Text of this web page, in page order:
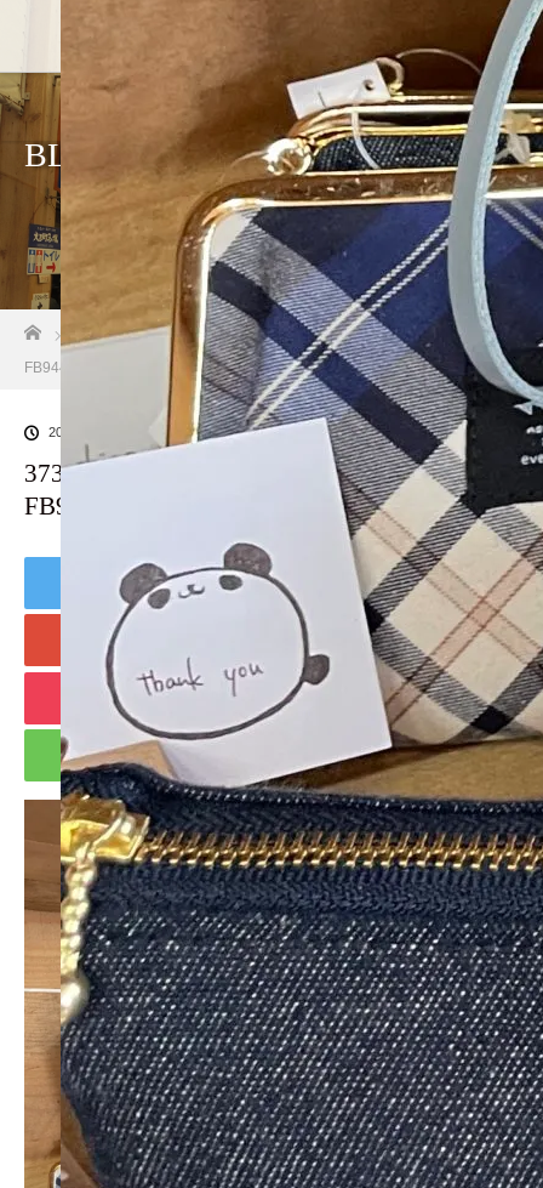
BLOG
ブログ一覧
373CFCFA-EC53-4EB1-AA07-
FB9446130EB2
2023.07.30
373CFCFA-EC53-4EB1-AA07-
FB9446130EB2
Tweet Share
Hatena
Pocket RSS
feedly Pin it